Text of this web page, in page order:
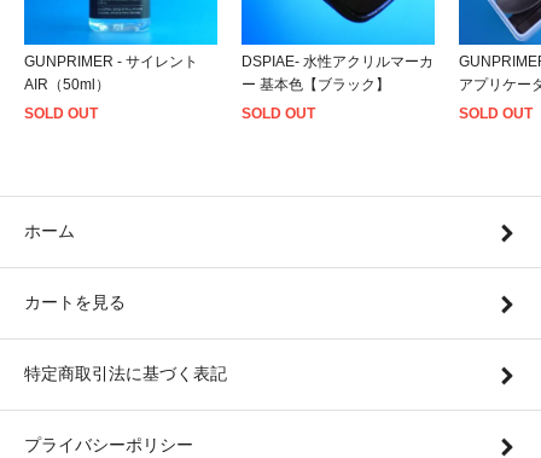
GUNPRIMER - サイレント
AIR（50ml）
SOLD OUT
DSPIAE- 水性アクリルマーカ
ー 基本色【ブラック】
SOLD OUT
アプリケー
SOLD OUT
ホーム
カートを見る
特定商取引法に基づく表記
プライバシーポリシー